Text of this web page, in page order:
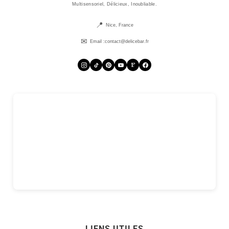
Multisensoriel, Délicieux, Inoubliable.
Nice, France
Email :contact@delicebar.fr